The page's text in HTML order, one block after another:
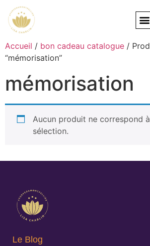
Accueil / bon cadeau catalogue /
“mémorisation”
mémorisation
Aucun produit ne correspond
sélection.
Le Blog